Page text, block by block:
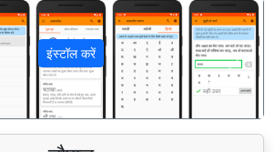
इंस्टॉल करें
अगला